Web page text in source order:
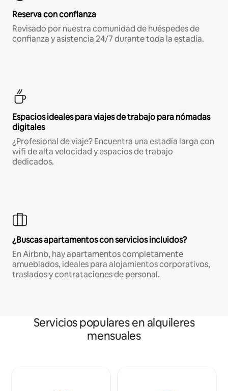
Reserva con confianza
Revisado por nuestra comunidad de huéspedes de
confianza y asistencia 24/7 durante toda la estadía.
Espacios ideales para viajes de trabajo para nómadas
digitales
¿Profesional de viaje? Encuentra una estadía larga con
wifi de alta velocidad y espacios de trabajo
dedicados.
¿Buscas apartamentos con servicios incluidos?
En Airbnb, hay apartamentos completamente
amueblados, ideales para alojamientos corporativos,
traslados y contrataciones de personal.
Servicios populares en alquileres
mensuales